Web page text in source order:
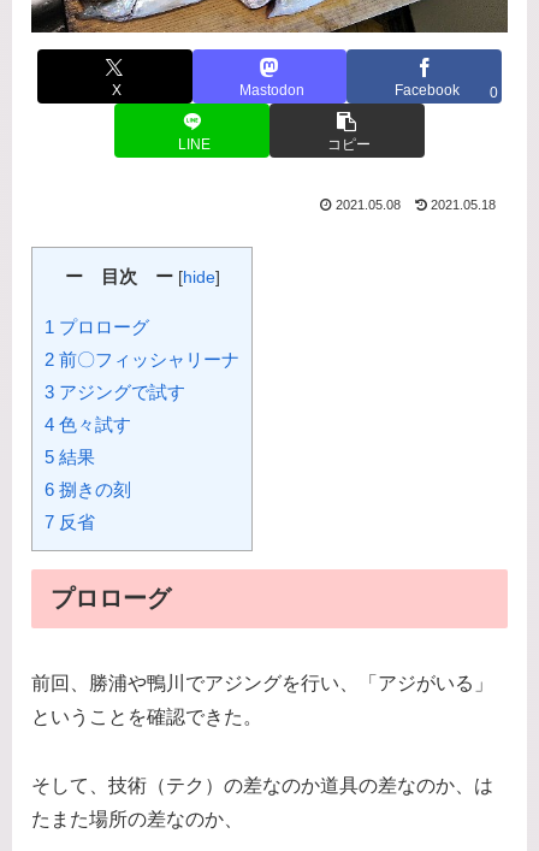
X Mastodon Facebook 0
LINE コピー
2021.05.08 2021.05.18
ー 目次 ー [hide]
1 プロローグ
2 前〇フィッシャリーナ
3 アジングで試す
4 色々試す
5 結果
6 捌きの刻
7 反省
プロローグ
前回、勝浦や鴨川でアジングを行い、「アジがいる」
ということを確認できた。
そして、技術（テク）の差なのか道具の差なのか、は
たまた場所の差なのか、